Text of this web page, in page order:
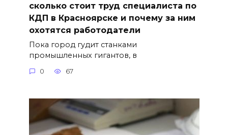
сколько стоит труд специалиста по
КДП в Красноярске и почему за ним
охотятся работодатели
Пока город гудит станками
промышленных гигантов, в
0 67